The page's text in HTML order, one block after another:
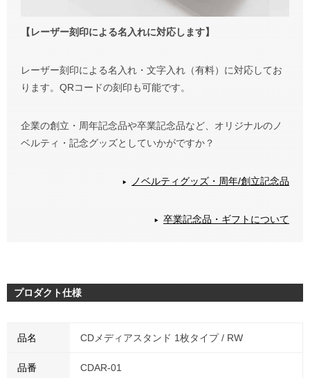
【レーザー刻印による名入れに対応します】
レーザー刻印による名入れ・文字入れ（有料）に対応してお
ります。QRコードの刻印も可能です。
企業の創立・周年記念品や卒業記念品など、オリジナルのノ
ベルティ・記念グッズとしていかがですか？
ノベルティグッズ・周年/創立記念品
卒業記念品・ギフトについて
プロダクト仕様
品名 CDメディアスタンド 1枚タイプ / RW
品番 CDAR-01